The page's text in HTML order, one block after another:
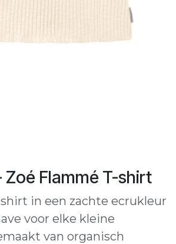
Zoé Flammé T-shirt
in een zachte ecrukleur
voor elke kleine
van organisch